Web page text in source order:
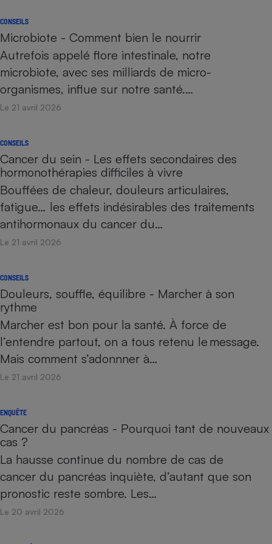
CONSEILS
Microbiote - Comment bien le nourrir
Autrefois appelé flore intestinale, notre
microbiote, avec ses milliards de micro-
organismes, influe sur notre santé.…
Le 21 avril 2026
CONSEILS
Cancer du sein - Les effets secondaires des
hormonothérapies difficiles à vivre
Bouffées de chaleur, douleurs articulaires,
fatigue… les effets indésirables des traitements
antihormonaux du cancer du…
Le 21 avril 2026
CONSEILS
Douleurs, souffle, équilibre - Marcher à son
rythme
Marcher est bon pour la santé. À force de
l’entendre partout, on a tous retenu le message.
Mais comment s’adonnner à…
Le 21 avril 2026
ENQUÊTE
Cancer du pancréas - Pourquoi tant de nouveaux
cas ?
La hausse continue du nombre de cas de
cancer du pancréas inquiète, d’autant que son
pronostic reste sombre. Les…
Le 20 avril 2026